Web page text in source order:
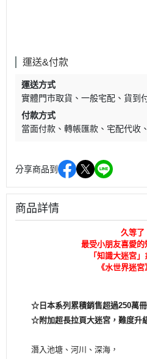
運送&付款
運送方式
實體門市取貨
一般宅配
貨到
付款方式
當面付款
轉帳匯款 宅配代收
分享商品到
商品詳情
久等了
最受小朋友喜愛的
「知識大迷宮
《水世界迷宮
☆日本系列累積銷售超過250萬冊
☆附加超長拉頁大迷宮，難度升級
潛入池塘、河川、深海，